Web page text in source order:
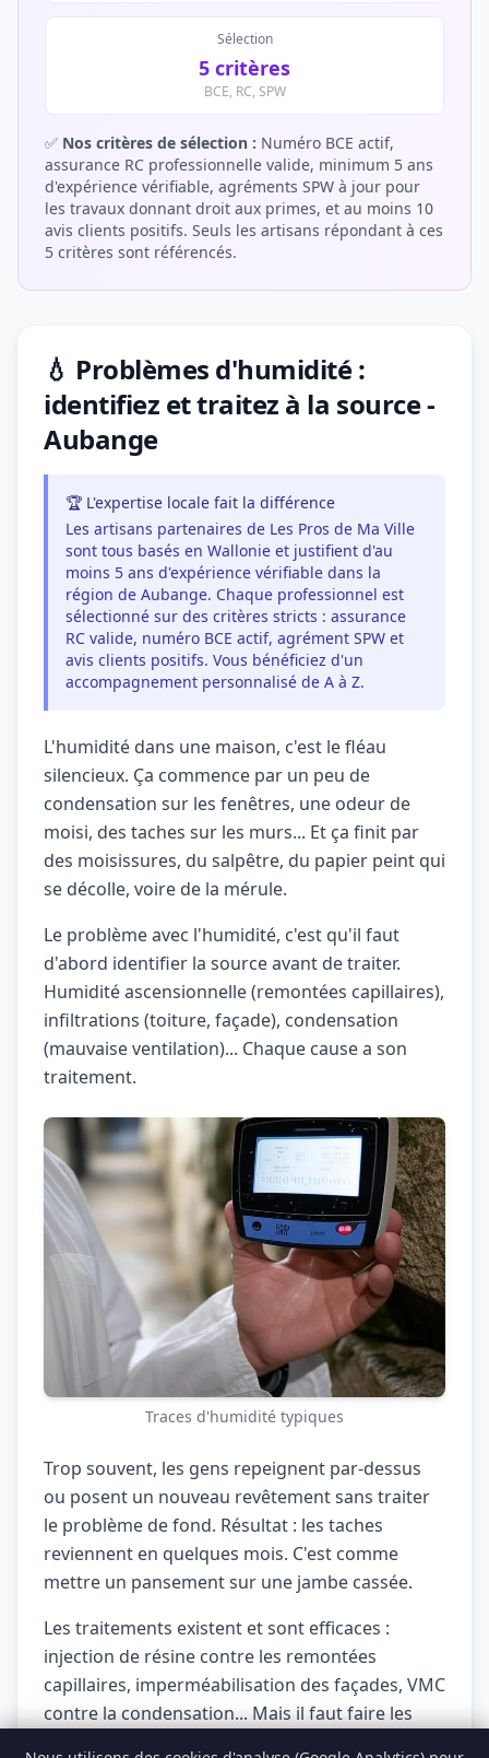
Sélection
5 critères
BCE, RC, SPW
✅ Nos critères de sélection : Numéro BCE actif,
assurance RC professionnelle valide, minimum 5 ans
d'expérience vérifiable, agréments SPW à jour pour
les travaux donnant droit aux primes, et au moins 10
avis clients positifs. Seuls les artisans répondant à ces
5 critères sont référencés.
💧 Problèmes d'humidité :
identifiez et traitez à la source -
Aubange
🏆 L'expertise locale fait la différence
Les artisans partenaires de Les Pros de Ma Ville
sont tous basés en Wallonie et justifient d'au
moins 5 ans d'expérience vérifiable dans la
région de Aubange. Chaque professionnel est
sélectionné sur des critères stricts : assurance
RC valide, numéro BCE actif, agrément SPW et
avis clients positifs. Vous bénéficiez d'un
accompagnement personnalisé de A à Z.
L'humidité dans une maison, c'est le fléau
silencieux. Ça commence par un peu de
condensation sur les fenêtres, une odeur de
moisi, des taches sur les murs... Et ça finit par
des moisissures, du salpêtre, du papier peint qui
se décolle, voire de la mérule.
Le problème avec l'humidité, c'est qu'il faut
d'abord identifier la source avant de traiter.
Humidité ascensionnelle (remontées capillaires),
infiltrations (toiture, façade), condensation
(mauvaise ventilation)... Chaque cause a son
traitement.
Traces d'humidité typiques
Trop souvent, les gens repeignent par-dessus
ou posent un nouveau revêtement sans traiter
le problème de fond. Résultat : les taches
reviennent en quelques mois. C'est comme
mettre un pansement sur une jambe cassée.
Les traitements existent et sont efficaces :
injection de résine contre les remontées
capillaires, imperméabilisation des façades, VMC
contre la condensation... Mais il faut faire les